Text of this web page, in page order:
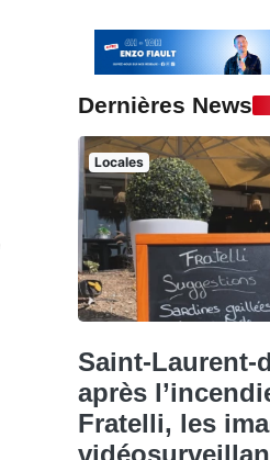
Dernières News
Locales
Saint-Laurent-
après
Fratelli, les